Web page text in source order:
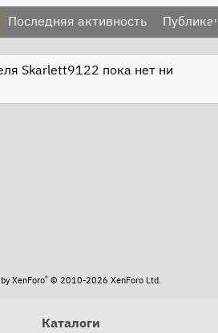
Последняя активность
Skarlett9122 пока нет ни
XenForo® © 2010-2026 XenForo Ltd.
Каталоги